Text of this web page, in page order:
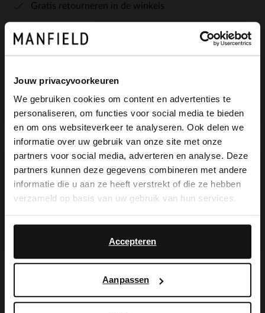
Jouw privacyvoorkeuren
We gebruiken cookies om content en advertenties te
personaliseren, om functies voor social media te bieden
en om ons websiteverkeer te analyseren. Ook delen we
informatie over uw gebruik van onze site met onze
partners voor social media, adverteren en analyse. Deze
partners kunnen deze gegevens combineren met andere
informatie die u aan ze heeft verstrekt of die ze hebben
verzameld op basis van uw gebruik van hun services.
Accepteren
Aanpassen
Gratis retourneren in de winkels
Bekijk de winkelvoorraad
Kleuren
Omschrijving
adviseren als verzorging en bescherming
de suède/nubuck spray in transparant.
×
View this website in English?
It looks like your language isn't Dutch. Would
you like to switch to English?
English